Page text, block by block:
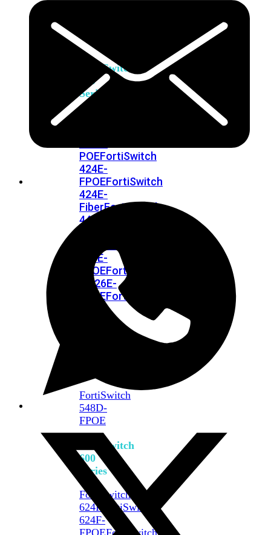
FortiSwitch
400
Series
POEFortiSwitch
424E-
FPOEFortiSwitch
424E-
FiberFortiSwitch
448E
448E-
FPOEFortiSwitch
M426E-
FPOEFortiSwitchRugged
424F-
FortiSwitch
548D-
FPOE
FortiSwitch
600
Series
FortiSwitch
624F FortiSwitch
624F-
FPOEFortiSwitch